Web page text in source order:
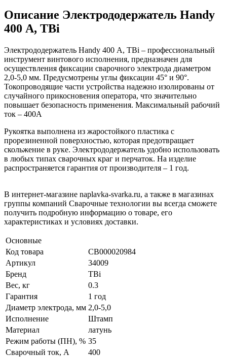
Описание Электрододержатель Handy
400 А, TBi
Электрододержатель Handy 400 А, TBi – профессиональный
инструмент винтового исполнения, предназначен для
осуществления фиксации сварочного электрода диаметром
2,0-5,0 мм. Предусмотрены углы фиксации 45° и 90°.
Токопроводящие части устройства надежно изолированы от
случайного прикосновения оператора, что значительно
повышает безопасность применения. Максимальный рабочий
ток – 400А
Рукоятка выполнена из жаростойкого пластика с
прорезиненной поверхностью, которая предотвращает
скольжение в руке. Электрододержатель удобно использовать
в любых типах сварочных краг и перчаток. На изделие
распространяется гарантия от производителя – 1 год.
В интернет-магазине naplavka-svarka.ru, а также в магазинах
группы компаний Сварочные технологии вы всегда сможете
получить подробную информацию о товаре, его
характеристиках и условиях доставки.
Основные
Код товара
СВ000020984
Артикул
34009
Бренд
TBi
Вес, кг
0.3
Гарантия
1 год
Диаметр электрода, мм 2,0-5,0
Исполнение
Штамп
Материал
латунь
Режим работы (ПН), % 35
Сварочный ток, А
400